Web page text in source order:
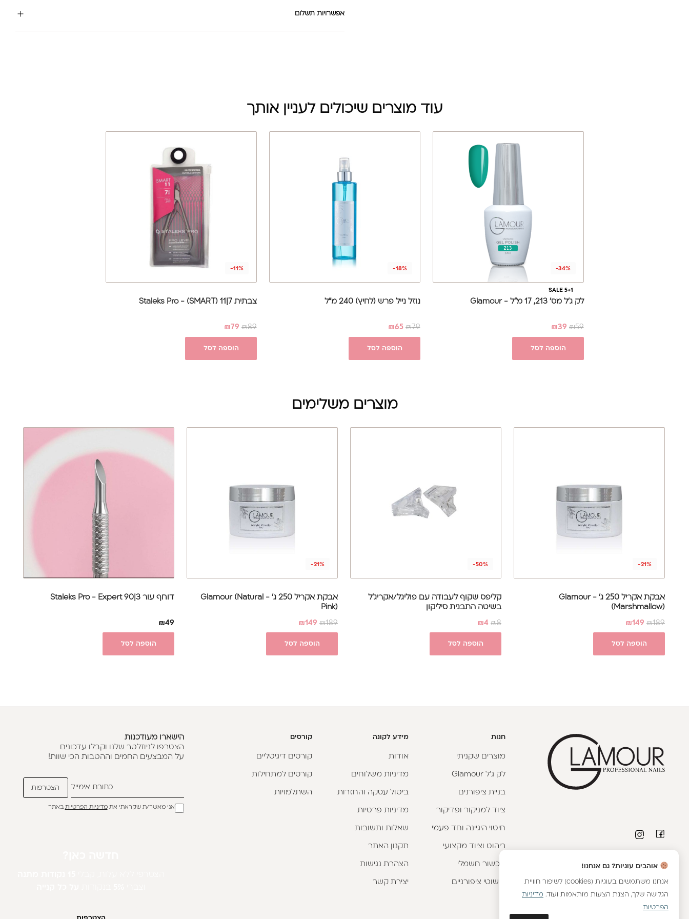
אפשרויות תשלום
עוד מוצרים שיכולים לעניין אותך
-34%
SALE 5+1
לק ג'ל מס' 213, 17 מ"ל - Glamour
₪59
₪39
הוספה לסל
-18%
נוזל נייל פרש (לחיץ) 240 מ"ל
₪79
₪65
הוספה לסל
-11%
צבתית 7|11 Staleks Pro - (SMART)
₪89
₪79
הוספה לסל
מוצרים משלימים
-21%
אבקת אקריל 250 ג' - Glamour
(Marshmallow)
₪189
₪149
הוספה לסל
-50%
קליפס שקוף לעבודה עם פוליגל/אקריג'ל
בשיטה התבנית סיליקון
₪8
₪4
הוספה לסל
-21%
אבקת אקריל 250 ג' - Glamour (Natural
Pink)
₪189
₪149
הוספה לסל
דוחף עור Staleks Pro - Expert 90|3
₪49
הוספה לסל
טלפון יועצת קורסים:053-9593593
| וואטסאפ
שירות לקוחות מחלקת אונליין:054-8899376
וואטסאפ
חנות
מוצרים שקניתי
לק ג'ל Glamour
בניית ציפורנים
ציוד למניקור ופדיקור
חיטוי היגיינה וחד פעמי
ריהוט וציוד מקצועי
מכשור חשמלי
קישוטי ציפורניים
מידע לקונה
אודות
מדיניות משלוחים
ביטול עסקה והחזרות
מדיניות פרטיות
שאלות ותשובות
תקנון האתר
הצהרת נגישות
יצירת קשר
קורסים
קורסים דיגיטליים
קורסים למתחילות
השתלמויות
הישארו מעודכנות
הצטרפו לניוזלטר שלנו וקבלו עדכונים
על המבצעים החמים וההטבות הכי שוות!
אני מאשר/ת שקראתי אתמדיניות הפרטיותבאתר
אוהבים עוגיות? גם אנחנו!
אנחנו משתמשים בעוגיות (cookies) לשיפור חוויית
הגלישה שלך, הצגת הצעות מותאמות ועוד. מדיניות
הפרטיות